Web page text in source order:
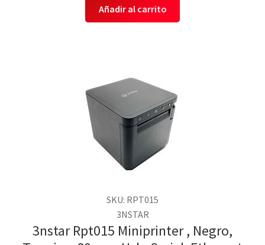
Añadir al carrito
SKU: RPT015
3NSTAR
3nstar Rpt015 Miniprinter , Negro,